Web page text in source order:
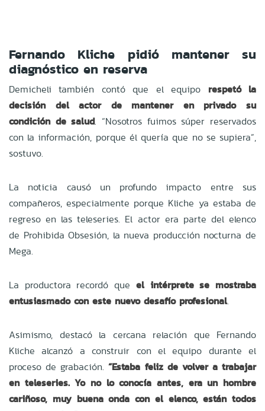
Fernando Kliche pidió mantener su
diagnóstico en reserva
Demicheli también contó que el equipo respetó la
decisión del actor de mantener en privado su
condición de salud. “Nosotros fuimos súper reservados
con la información, porque él quería que no se supiera”,
sostuvo.
La noticia causó un profundo impacto entre sus
compañeros, especialmente porque Kliche ya estaba de
regreso en las teleseries. El actor era parte del elenco
de Prohibida Obsesión, la nueva producción nocturna de
Mega.
La productora recordó que el intérprete se mostraba
entusiasmado con este nuevo desafío profesional.
Asimismo, destacó la cercana relación que Fernando
Kliche alcanzó a construir con el equipo durante el
proceso de grabación.“Estaba feliz de volver a trabajar
en teleseries. Yo no lo conocía antes, era un hombre
cariñoso, muy buena onda con el elenco, están todos